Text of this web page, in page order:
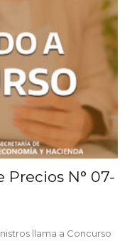
Precios N° 07-
llama a Concurso